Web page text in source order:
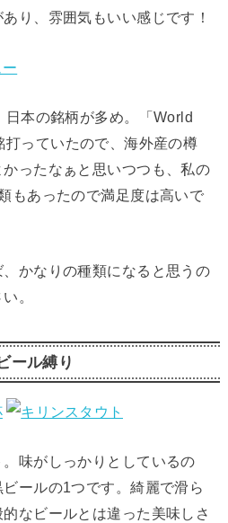
り、雰囲気もいい感じです！
日本の銘柄が多め。「World
っていたので、海外産の樽
ったなぁと思いつつも、私の
もあったので満足度は高いで
かなりの種類になると思うの
。
ール縛り
味がしっかりとしているの
ールの1つです。綺麗で滑ら
なビールとは違った美味しさ